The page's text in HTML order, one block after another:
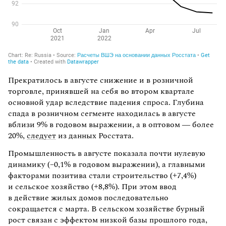
Прекратилось в августе снижение и в розничной
торговле, принявшей на себя во втором квартале
основной удар вследствие падения спроса. Глубина
спада в розничном сегменте находилась в августе
вблизи 9% в годовом выражении, а в оптовом — более
20%,следует из данных Росстата.
Промышленность в августе показала почти нулевую
динамику (–0,1% в годовом выражении), а главными
факторами позитива стали строительство (+7,4%)
и сельское хозяйство (+8,8%). При этом ввод
в действие жилых домов последовательно
сокращается с марта. В сельском хозяйстве бурный
рост связан с эффектом низкой базы прошлого года,